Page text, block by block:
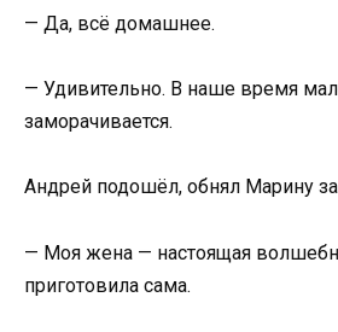
— Да, всё домашнее.
— Удивительно. В наше время
заморачивается.
Андрей подошёл, обнял Марину
— Моя жена — настоящая
приготовила сама.